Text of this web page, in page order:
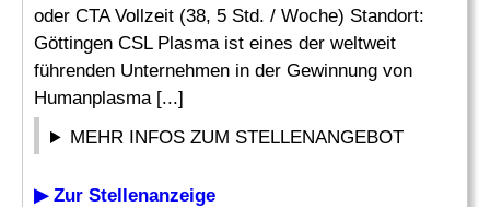
oder CTA Vollzeit (38, 5 Std. / Woche) Standort:
Göttingen CSL Plasma ist eines der weltweit
führenden Unternehmen in der Gewinnung von
Humanplasma [...]
MEHR INFOS ZUM STELLENANGEBOT
▶ Zur Stellenanzeige